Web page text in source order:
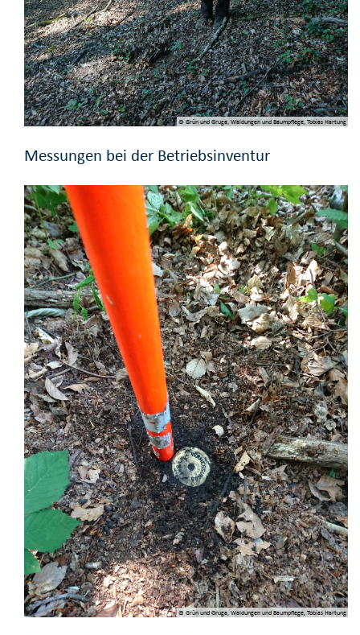
© Grün und Gruga, Waldungen und Baumpflege, Tobias Hartung
Messungen bei der Betriebsinventur
© Grün und Gruga, Waldungen und Baumpflege, Tobias Hartung